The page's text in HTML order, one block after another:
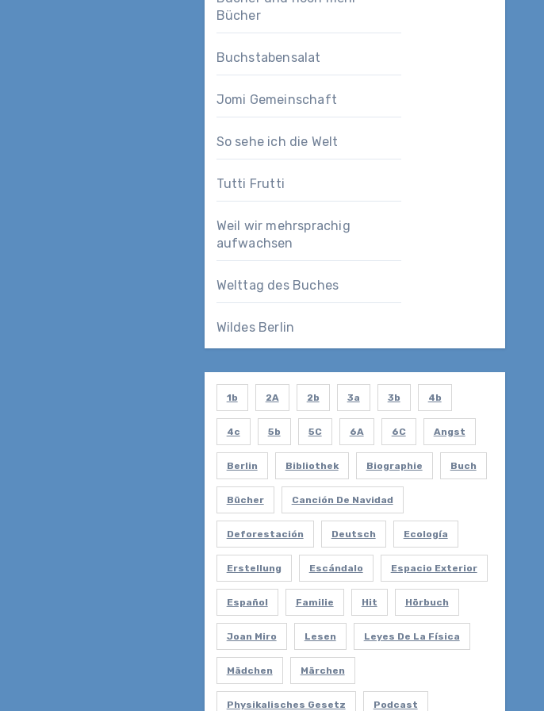
Bücher
Buchstabensalat
Jomi Gemeinschaft
So sehe ich die Welt
Tutti Frutti
Weil wir mehrsprachig
aufwachsen
Welttag des Buches
Wildes Berlin
1b 2A 2b 3a 3b 4b
4c 5b 5C 6A 6C Angst
Berlin Bibliothek Biographie Buch
Bücher Canción De Navidad
Deforestación Deutsch Ecología
Erstellung Escándalo Espacio Exterior
Español Familie Hit Hörbuch
Joan Miro Lesen Leyes De La Física
Mädchen Märchen
Physikalisches Gesetz Podcast